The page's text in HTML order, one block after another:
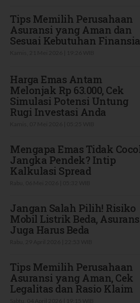
Tips Memilih Perusahaan
Asuransi yang Aman dan
Sesuai Kebutuhan
Harga Emas Antam
Melonjak Rp 63.000, Cek
Simulasi Potensi Untung
Rugi Investasi Anda
Mengapa Emas Tidak
Jangka Pendek? Intip
Kalkulasi Spread
Jangan Salah Pilih! Risiko
Mobil Listrik Beda,
Juga Harus Beda
Tips Memilih Perusahaan
Asuransi yang Aman, Cek
Legalitas dan Rasio Klaim